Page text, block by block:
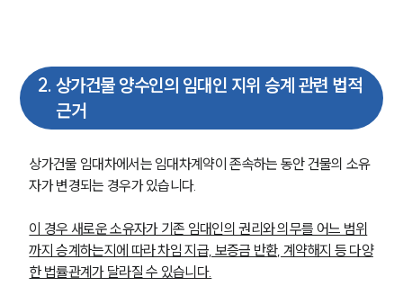
2. 상가건물 양수인의 임대인 지위 승계 관련 법적
근거
상가건물 임대차에서는 임대차계약이 존속하는 동안 건물의 소유
자가 변경되는 경우가 있습니다.
이 경우 새로운 소유자가 기존 임대인의 권리와 의무를 어느 범위
까지 승계하는지에 따라 차임 지급, 보증금 반환, 계약해지 등 다양
한 법률관계가 달라질 수 있습니다.